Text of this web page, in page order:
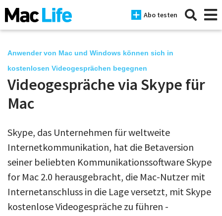
Abo testen
News
iPhone
iPad
Tests
Tipps
Magazine
Anwender von Mac und Windows können sich in
kostenlosen Videogesprächen begegnen
Videogespräche via Skype für
Mac
Skype, das Unternehmen für weltweite
Internetkommunikation, hat die Betaversion
seiner beliebten Kommunikationssoftware Skype
for Mac 2.0 herausgebracht, die Mac-Nutzer mit
Internetanschluss in die Lage versetzt, mit Skype
kostenlose Videogespräche zu führen -